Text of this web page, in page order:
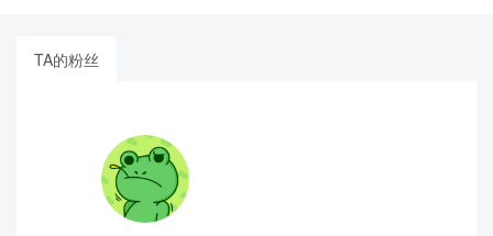
TA的粉丝